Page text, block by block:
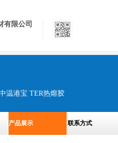
有限公司
温港宝 TER热熔胶
产品展示 联系方式